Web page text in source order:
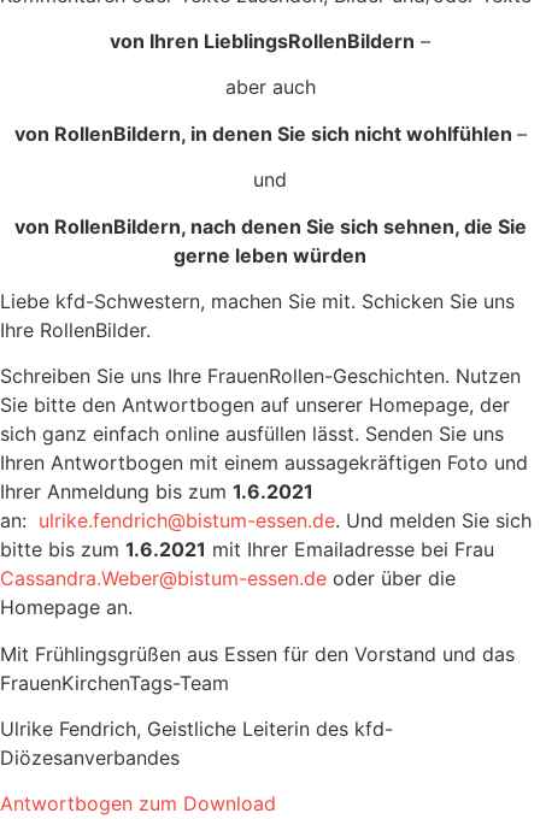
von Ihren LieblingsRollenBildern –
aber auch
von RollenBildern, in denen Sie sich nicht wohlfühlen –
und
von RollenBildern, nach denen Sie sich sehnen, die Sie
gerne leben würden
Liebe kfd-Schwestern, machen Sie mit. Schicken Sie uns
Ihre RollenBilder.
Schreiben Sie uns Ihre FrauenRollen-Geschichten. Nutzen
Sie bitte den Antwortbogen auf unserer Homepage, der
sich ganz einfach online ausfüllen lässt. Senden Sie uns
Ihren Antwortbogen mit einem aussagekräftigen Foto und
Ihrer Anmeldung bis zum 1.6.2021
an: ulrike.fendrich@bistum-essen.de. Und melden Sie sich
bitte bis zum 1.6.2021 mit Ihrer Emailadresse bei Frau
Cassandra.Weber@bistum-essen.de oder über die
Homepage an.
Mit Frühlingsgrüßen aus Essen für den Vorstand und das
FrauenKirchenTags-Team
Ulrike Fendrich, Geistliche Leiterin des kfd-
Diözesanverbandes
Antwortbogen zum Download